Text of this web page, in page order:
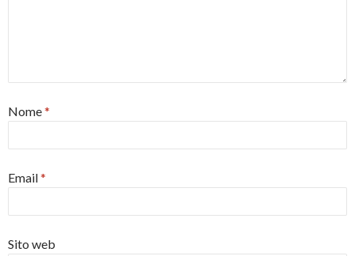
Nome*
Email*
Sito web